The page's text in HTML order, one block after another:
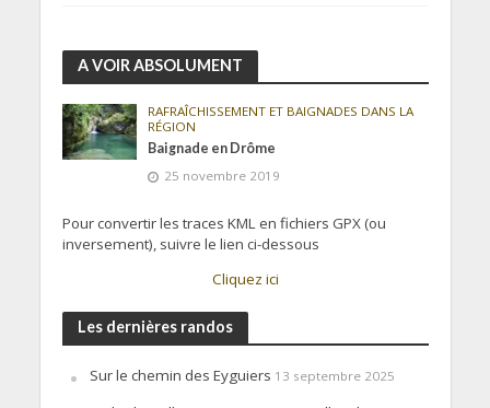
A VOIR ABSOLUMENT
RAFRAÎCHISSEMENT ET BAIGNADES DANS LA
RÉGION
Baignade en Drôme
25 novembre 2019
Pour convertir les traces KML en fichiers GPX (ou
inversement), suivre le lien ci-dessous
Cliquez ici
Les dernières randos
Sur le chemin des Eyguiers 13 septembre 2025